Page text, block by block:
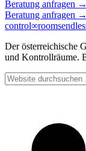
Beratung anfragen →
Beratung anfragen →
control∞rooms
Der österreichische
und Kontrollräume.
Website
durchsuchen